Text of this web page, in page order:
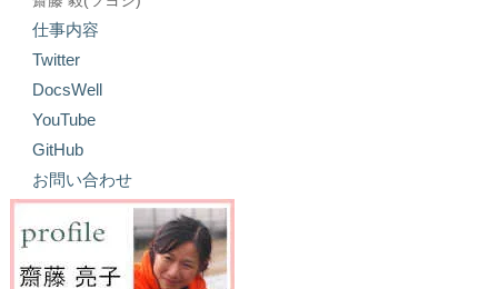
仕事内容
Twitter
DocsWell
YouTube
GitHub
お問い合わせ